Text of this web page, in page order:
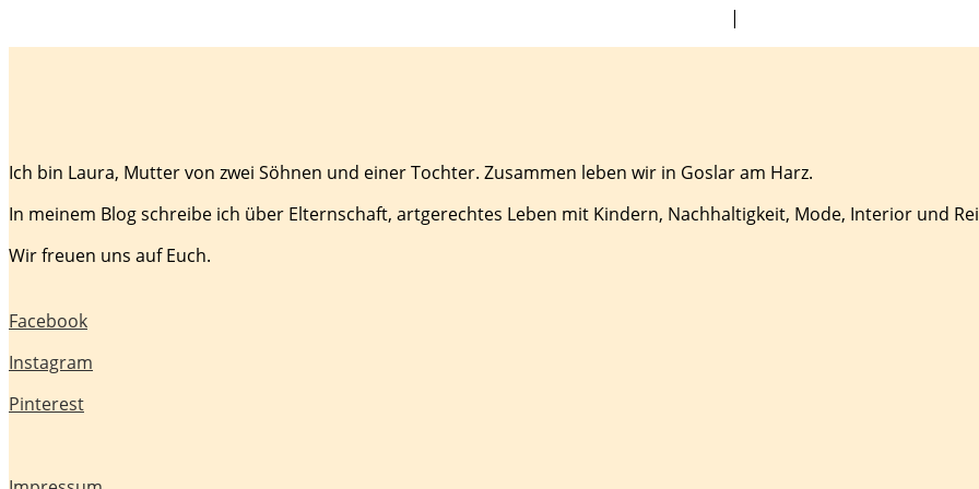
|
Ich bin Laura, Mutter von zwei Söhnen und einer Tochter. Zusammen leben wir in Goslar am Harz.
In meinem Blog schreibe ich über Elternschaft, artgerechtes Leben mit Kindern, Nachhaltigkeit, Mode, Interior und
Wir freuen uns auf Euch.
Facebook
Instagram
Pinterest